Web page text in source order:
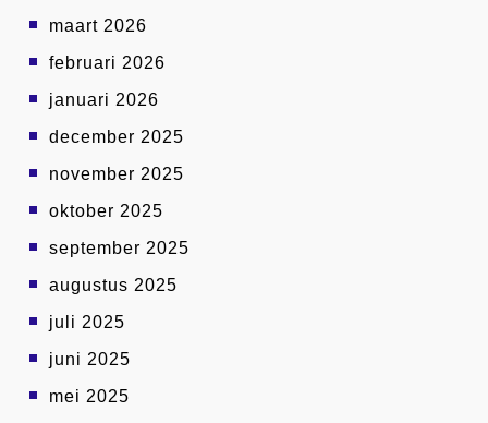
maart 2026
februari 2026
januari 2026
december 2025
november 2025
oktober 2025
september 2025
augustus 2025
juli 2025
juni 2025
mei 2025